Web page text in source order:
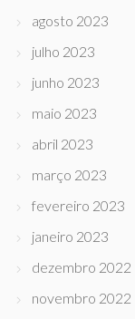
agosto 2023
julho 2023
junho 2023
maio 2023
abril 2023
março 2023
fevereiro 2023
janeiro 2023
dezembro 2022
novembro 2022